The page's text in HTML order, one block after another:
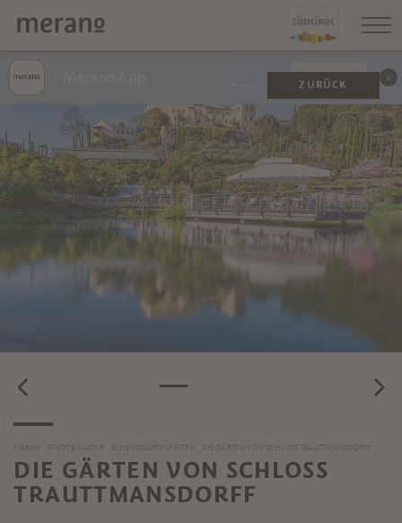
ZURÜCK
MERAN STADT & KULTUR SEHENSWÜRDIGKEITEN DIE GÄRTEN VON SCHLOSS TRAUTTMANSDORFF
DIE GÄRTEN VON SCHLOSS
TRAUTTMANSDORFF
ANZEIGEN